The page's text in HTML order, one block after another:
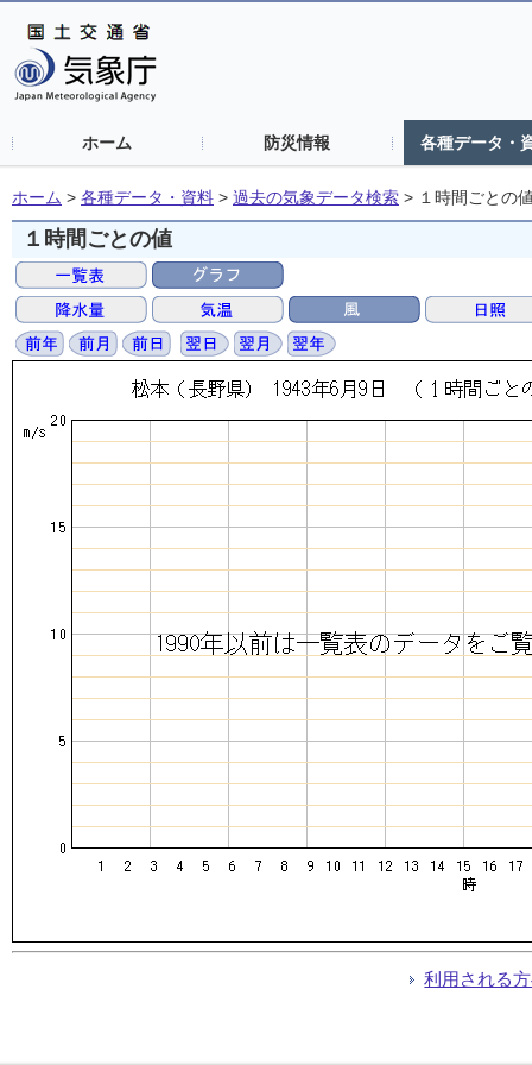
ホーム 防災情報 各種データ・
ホーム > 各種データ・資料 > 過去の気象データ検索 > １時間ごとの
１時間ごとの値
利用される